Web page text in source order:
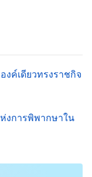
ริสุทธิ์ยืนยันสิ่งนี้
ครั้งคนที่
นพยานให้
ช้วิธีการอื่นๆ ถ้า
รงเปิดเผยถึง
องพระวิญญาณ
เสธได้ ในโลก
โส? มีหลักฐาน
งค์เดียวทรงราชกิจ
งการพิพากษาใน